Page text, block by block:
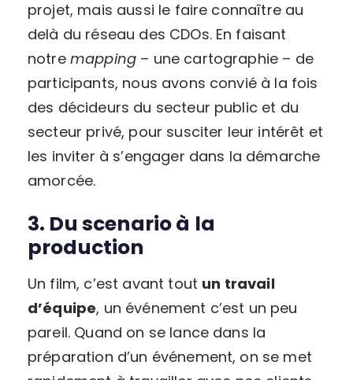
projet, mais aussi le faire connaître au
delà du réseau des CDOs. En faisant
notre mapping – une cartographie – de
participants, nous avons convié à la fois
des décideurs du secteur public et du
secteur privé, pour susciter leur intérêt et
les inviter à s’engager dans la démarche
amorcée.
3. Du scenario à la
production
Un film, c’est avant tout un travail
d’équipe, un événement c’est un peu
pareil. Quand on se lance dans la
préparation d’un événement, on se met